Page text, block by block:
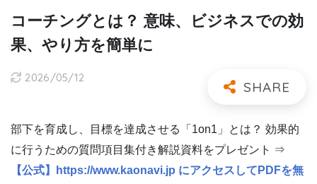
コーチングとは？ 意味、ビジネスでの効
果、やり方を簡単に
2026/05/12
部下を育成し、目標を達成させる「1on1」とは？ 効果的
に行うための質問項目集付き解説資料をプレゼント ⇒
【公式】https://www.kaonavi.jp にアクセスしてPDFを無